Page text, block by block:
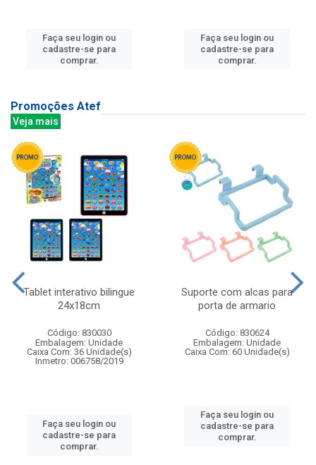
Faça seu login ou
cadastre-se para
comprar.
Faça seu login ou
cadastre-se para
comprar.
Promoções Atef
Veja mais
Tablet interativo bilingue
24x18cm
Código: 830030
Embalagem: Unidade
Caixa Com: 36 Unidade(s)
Inmetro: 006758/2019
Faça seu login ou
cadastre-se para
comprar.
Suporte com alcas para
porta de armario
Código: 830624
Embalagem: Unidade
Caixa Com: 60 Unidade(s)
Faça seu login ou
cadastre-se para
comprar.